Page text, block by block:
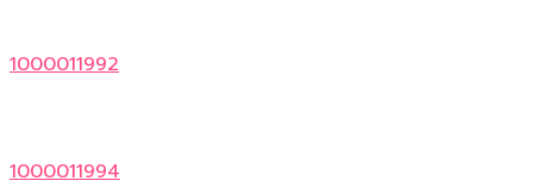
1000011992
1000011994